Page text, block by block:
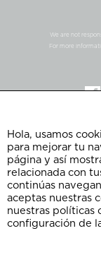
We are not
For more
Hola, usamos
para mejorar tu
página y así
relacionada con
continúas
aceptas nuestras
nuestras políticas
configuración de